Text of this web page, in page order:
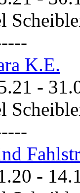
K.E.
-
-